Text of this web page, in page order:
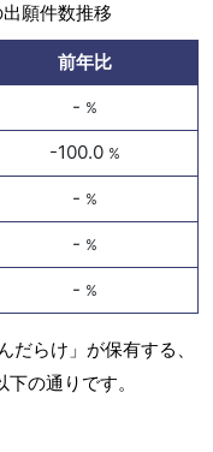
願件数推移
前年比
- %
-100.0 %
- %
- %
- %
らけ」が保有する、
の通りです。